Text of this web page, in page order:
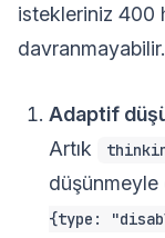
istekleriniz 400
davranmayabilir.
Adaptif
Artık
düşünmeyle
{type: